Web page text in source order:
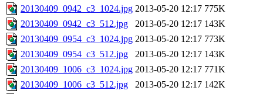
20130409_0942_c3_1024.jpg 2013-05-20 12:17 775K
20130409_0942_c3_512.jpg
2013-05-20 12:17 143K
20130409_0954_c3_1024.jpg 2013-05-20 12:17 773K
20130409_0954_c3_512.jpg
2013-05-20 12:17 143K
20130409_1006_c3_1024.jpg 2013-05-20 12:17 771K
20130409_1006_c3_512.jpg
2013-05-20 12:17 142K